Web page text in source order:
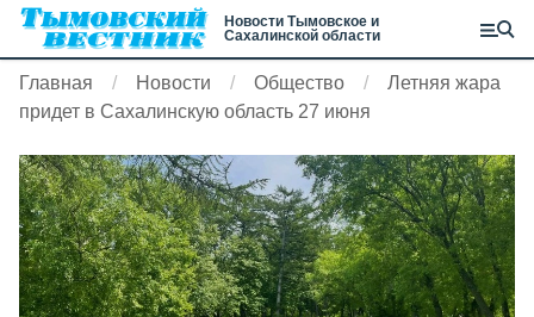
Новости Тымовское и
Сахалинской области
Главная Новости Общество
Летняя жара
придет в Сахалинскую область 27 июня